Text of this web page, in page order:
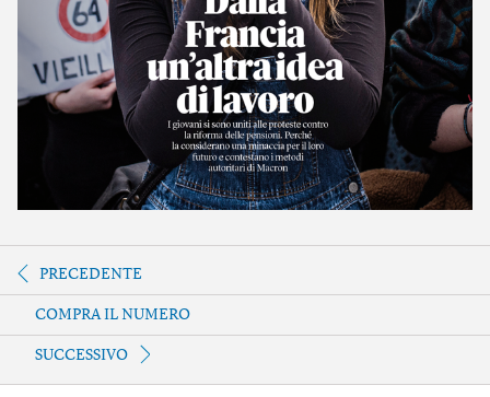
PRECEDENTE
COMPRA IL NUMERO
SUCCESSIVO